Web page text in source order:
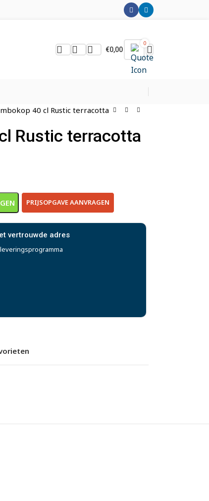
€0,00
0
40 cl Rustic terracotta
Rustic terracotta
PRIJSOPGAVE AANVRAGEN
vertrouwde adres